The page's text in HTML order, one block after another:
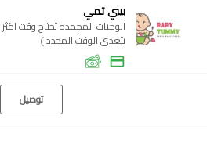
بيبي تمي
الوجبات المجمده تحتاج وقت
يتعدى الوقت المحدد )
توصيل